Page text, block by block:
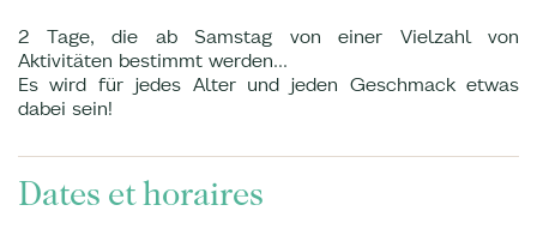
2 Tage, die ab Samstag von einer Vielzahl von
Aktivitäten bestimmt werden...
Es wird für jedes Alter und jeden Geschmack etwas
dabei sein!
Dates et horaires